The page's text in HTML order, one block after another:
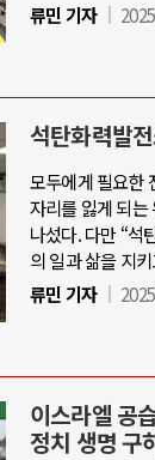
류민 기자
석탄화력발
모두에게 필요한
자리를 잃게 되는
나섰다. 다만 “석
의 일과 삶을 지
류민 기자
이스라엘 공
정치 생명 구